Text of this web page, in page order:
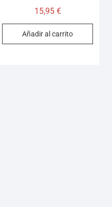
15,95 €
Añadir al carrito